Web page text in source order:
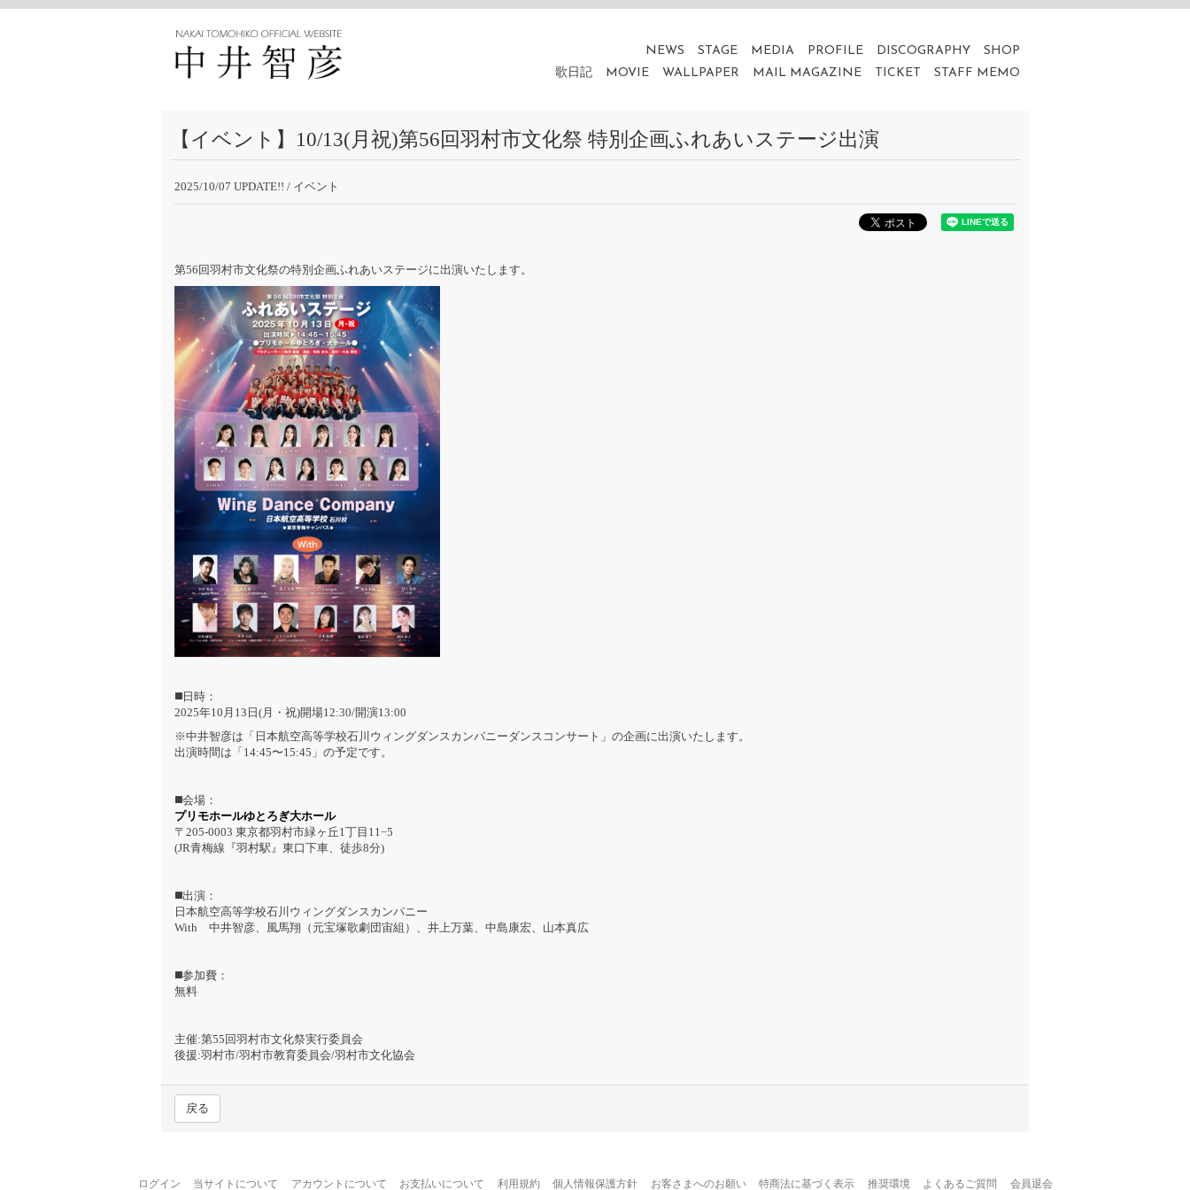
NEWS STAGE MEDIA PROFILE DISCOGRAPHY
SHOP
歌日記
MOVIE WALLPAPER MAIL MAGAZINE TICKET STAFF MEMO
【イベント】10/13(月祝)第56回羽村市文化祭 特別企画ふれあいステージ出演
2025/10/07 UPDATE!! / イベント
第56回羽村市文化祭の特別企画ふれあいステージに出演いたします。
◼️日時：
2025年10月13日(月・祝)開場12:30/開演13:00
※中井智彦は「日本航空高等学校石川ウィングダンスカンパニーダンスコンサート」の企画に出演いたします。
出演時間は「14:45〜15:45」の予定です。
◼️会場：
プリモホールゆとろぎ大ホール
〒205-0003 東京都羽村市緑ヶ丘1丁目11−5
(JR青梅線『羽村駅』東口下車、徒歩8分)
◼️出演：
日本航空高等学校石川ウィングダンスカンパニー
With 中井智彦、風馬翔（元宝塚歌劇団宙組）、井上万葉、中島康宏、山本真広
◼️参加費：
無料
主催:第55回羽村市文化祭実行委員会
後援:羽村市/羽村市教育委員会/羽村市文化協会
戻る
ログイン 当サイトについて アカウントについて お支払いについて 利用規約 個人情報保護方針 お客さまへのお願い 特商法に基づく表示 推奨環境 よくあるご質問 会員退会